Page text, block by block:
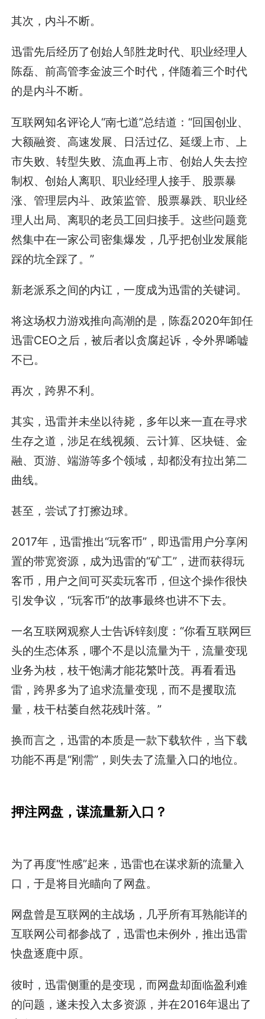
其次，内斗不断。
迅雷先后经历了创始人邹胜龙时代、职业经理人
陈磊、前高管李金波三个时代，伴随着三个时代
的是内斗不断。
互联网知名评论人“南七道”总结道：“回国创业、
大额融资、高速发展、日活过亿、延缓上市、上
市失败、转型失败、流血再上市、创始人失去控
制权、创始人离职、职业经理人接手、股票暴
涨、管理层内斗、政策监管、股票暴跌、职业经
理人出局、离职的老员工回归接手。这些问题竟
然集中在一家公司密集爆发，几乎把创业发展能
踩的坑全踩了。”
新老派系之间的内讧，一度成为迅雷的关键词。
将这场权力游戏推向高潮的是，陈磊2020年卸任
迅雷CEO之后，被后者以贪腐起诉，令外界唏嘘
不已。
再次，跨界不利。
其实，迅雷并未坐以待毙，多年以来一直在寻求
生存之道，涉足在线视频、云计算、区块链、金
融、页游、端游等多个领域，却都没有拉出第二
曲线。
甚至，尝试了打擦边球。
2017年，迅雷推出“玩客币”，即迅雷用户分享闲
置的带宽资源，成为迅雷的“矿工”，进而获得玩
客币，用户之间可买卖玩客币，但这个操作很快
引发争议，“玩客币”的故事最终也讲不下去。
一名互联网观察人士告诉锌刻度：“你看互联网巨
头的生态体系，哪个不是以流量为干，流量变现
业务为枝，枝干饱满才能花繁叶茂。再看看迅
雷，跨界多为了追求流量变现，而不是攫取流
量，枝干枯萎自然花残叶落。”
换而言之，迅雷的本质是一款下载软件，当下载
功能不再是“刚需”，则失去了流量入口的地位。
押注网盘，谋流量新入口？
为了再度“性感”起来，迅雷也在谋求新的流量入
口，于是将目光瞄向了网盘。
网盘曾是互联网的主战场，几乎所有耳熟能详的
互联网公司都参战了，迅雷也未例外，推出迅雷
快盘逐鹿中原。
彼时，迅雷侧重的是变现，而网盘却面临盈利难
的问题，遂未投入太多资源，并在2016年退出了